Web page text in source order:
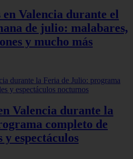
Valencia durante el
de julio: malabares,
y mucho más
Valencia durante la
completo de
espectáculos